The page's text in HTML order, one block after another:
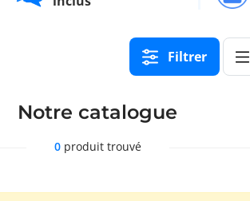
Filtrer
Notre catalogue
0produit trouvé